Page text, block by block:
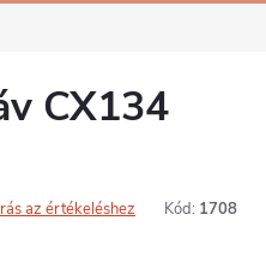
CX134
az értékeléshez Kód: 1708